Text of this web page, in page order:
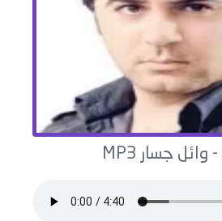
- وائل جسار